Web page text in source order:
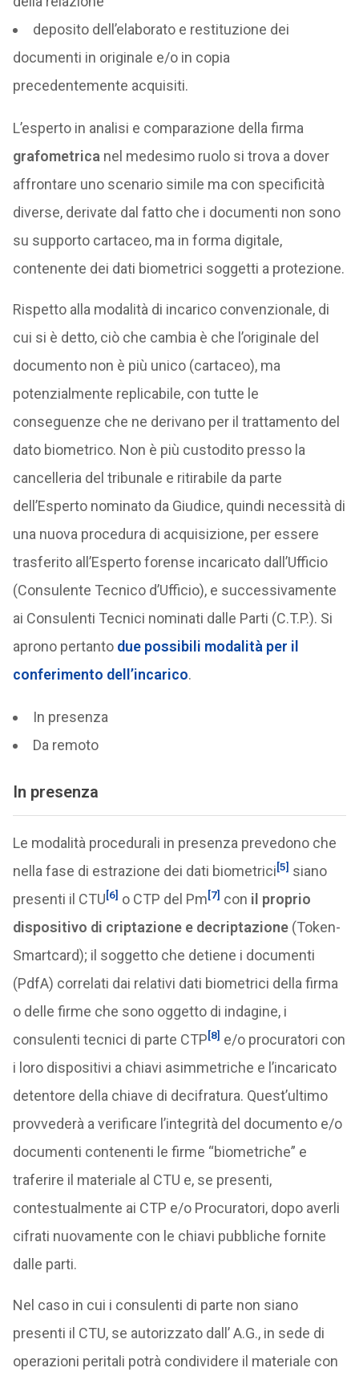
deposito dell’elaborato e restituzione dei
documenti in originale e/o in copia
precedentemente acquisiti.
L’esperto in analisi e comparazione della firma
grafometricanel medesimo ruolo si trova a dover
affrontare uno scenario simile ma con specificità
diverse, derivate dal fatto che i documenti non sono
su supporto cartaceo, ma in forma digitale,
contenente dei dati biometrici soggetti a protezione.
Rispetto alla modalità di incarico convenzionale, di
cui si è detto, ciò che cambia è che l’originale del
documento non è più unico (cartaceo), ma
potenzialmente replicabile, con tutte le
conseguenze che ne derivano per il trattamento del
dato biometrico. Non è più custodito presso la
cancelleria del tribunale e ritirabile da parte
dell’Esperto nominato da Giudice, quindi necessità di
una nuova procedura di acquisizione, per essere
trasferito all’Esperto forense incaricato dall’Ufficio
(Consulente Tecnico d’Ufficio), e successivamente
ai Consulenti Tecnici nominati dalle Parti (C.T.P.). Si
aprono pertanto due possibili modalità per il
conferimento dell’incarico.
In presenza
Da remoto
In presenza
Le modalità procedurali in presenza prevedono che
nella fase di estrazione dei dati biometrici[5] siano
presenti il CTU[6] o CTP del Pm[7] con il proprio
dispositivo di criptazione e decriptazione(Token-
Smartcard); il soggetto che detiene i documenti
(PdfA) correlati dai relativi dati biometrici della firma
o delle firme che sono oggetto di indagine, i
consulenti tecnici di parte CTP[8] e/o procuratori con
i loro dispositivi a chiavi asimmetriche e l’incaricato
detentore della chiave di decifratura. Quest’ultimo
provvederà a verificare l’integrità del documento e/o
documenti contenenti le firme “biometriche” e
traferire il materiale al CTU e, se presenti,
contestualmente ai CTP e/o Procuratori, dopo averli
cifrati nuovamente con le chiavi pubbliche fornite
dalle parti.
Nel caso in cui i consulenti di parte non siano
presenti il CTU, se autorizzato dall’ A.G., in sede di
operazioni peritali potrà condividere il materiale con